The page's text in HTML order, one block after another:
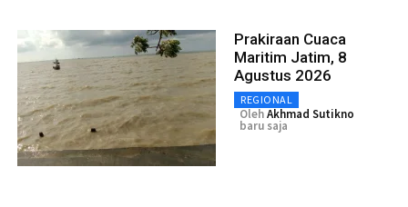
Prakiraan Cuaca
Maritim Jatim, 8
Agustus 2026
REGIONAL
OlehAkhmad Sutikno
baru saja